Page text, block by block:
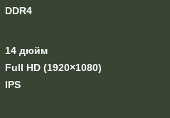
DDR4
14 дюйм
Full HD (1920×1080)
IPS